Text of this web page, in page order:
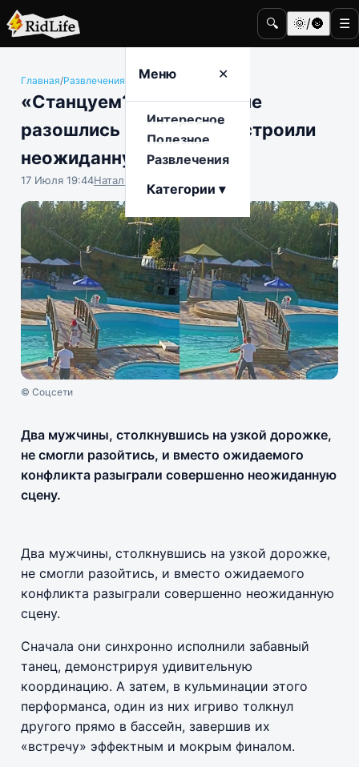
🔍 🌞/🌚 ☰
Меню ✕
Интересное
Полезное
Развлечения
Категории ▾
Главная/Развлечения Общество
«Станцуем?»: мужчины не
разошлись на дороге и устроили
неожиданную развязку
17 Июля 19:44Наталья Герасимова
© Соцсети
Два мужчины, столкнувшись на узкой дорожке,
не смогли разойтись, и вместо ожидаемого
конфликта разыграли совершенно неожиданную
сцену.
Два мужчины, столкнувшись на узкой дорожке,
не смогли разойтись, и вместо ожидаемого
конфликта разыграли совершенно неожиданную
сцену.
Сначала они синхронно исполнили забавный
танец, демонстрируя удивительную
координацию. А затем, в кульминации этого
перформанса, один из них игриво толкнул
другого прямо в бассейн, завершив их
«встречу» эффектным и мокрым финалом.